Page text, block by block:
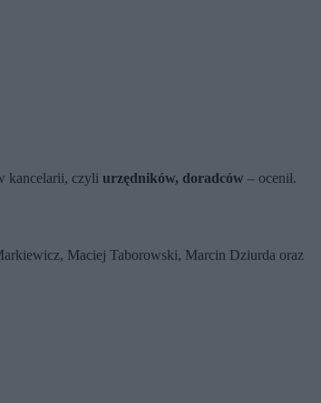
kancelarii, czyli urzędników, doradców – ocenił.
Maciej Taborowski, Marcin Dziurda oraz